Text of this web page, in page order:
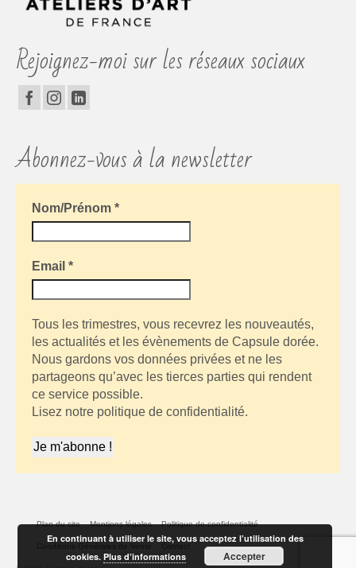
Rejoignez-moi sur les réseaux sociaux
Abonnez-vous à la newsletter
Nom/Prénom *
Email *
Tous les trimestres, vous recevrez les nouveautés,
les actualités et les évènements de Capsule dorée.
Nous gardons vos données privées et ne les
partageons qu’avec les tierces parties qui rendent
ce service possible.
Lisez notre politique de confidentialité.
Plan du site Mentions légales Politique de confidentialité
Contact
En continuant à utiliser le site, vous acceptez l’utilisation des
cookies.Plus d’informations Accepter